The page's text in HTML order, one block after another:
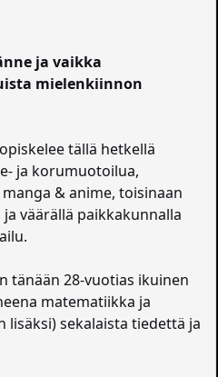
ja vaikka
mielenkiinnon
tällä hetkellä
ja korumuotoilua,
& anime, toisinaan
väärällä paikkakunnalla
tänään 28-vuotias ikuinen
matematiikka ja
sekalaista tiedettä ja